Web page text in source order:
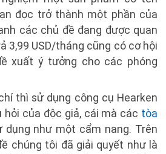
đọc trở thành một phần của
các chủ đề đang được quan
3,99 USD/tháng cũng có cơ hội
xuất ý tưởng cho các phóng
thì sử dụng công cụ Hearken
của độc giả, cái mà các tòa
dụng như một cẩm nang. Trên
chúng tôi đã giải quyết như là